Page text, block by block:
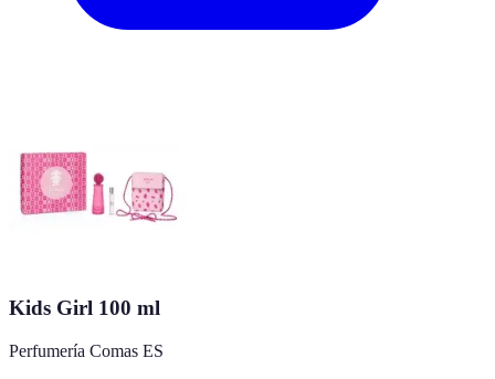
Kids Girl 100 ml
Perfumería Comas ES